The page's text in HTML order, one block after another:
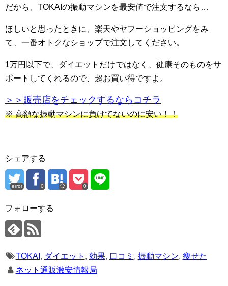
だから、TOKAIの振動マシンを最安値で注文するなら…
ほしいと思ったときに、楽天やヤフーショッピングをみ
て、一番オトクなショップで注文してください。
1万円以下で、ダイエットだけではなく、健康そのものをサ
ポートしてくれるので、超お買い得ですよ。
＞＞販売店をチェックするならコチラ
※ 高額な振動マシンに負けてないのに安い！！
シェアする
error 0 0
フォローする
TOKAI , ダイエット , 効果, 口コミ , 振動マシン, 痩せた
ネット通販激安情報局